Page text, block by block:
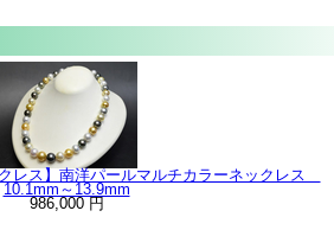
レス】南洋パールマルチカラーネックレス
10.1mm～13.9mm
986,000 円